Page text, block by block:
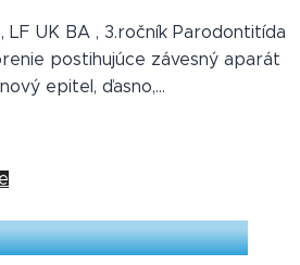
LF UK BA , 3.ročník Parodontitída
postihujúce závesný aparát
epitel, ďasno,…